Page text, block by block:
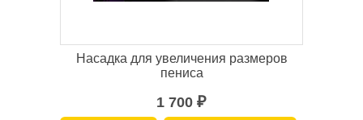
Насадка для увеличения размеров
пениса
1 700 ₽